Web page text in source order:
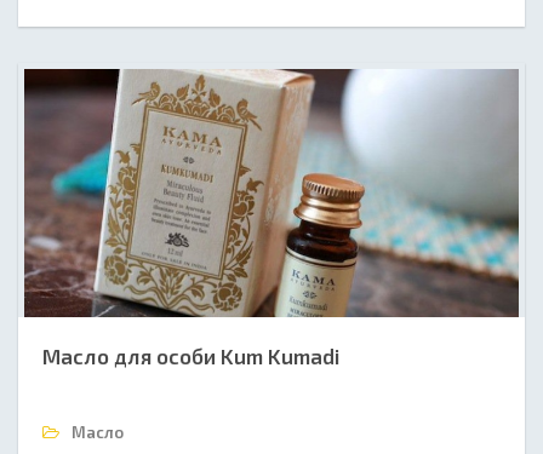
Масло для особи Kum Kumadi
Масло